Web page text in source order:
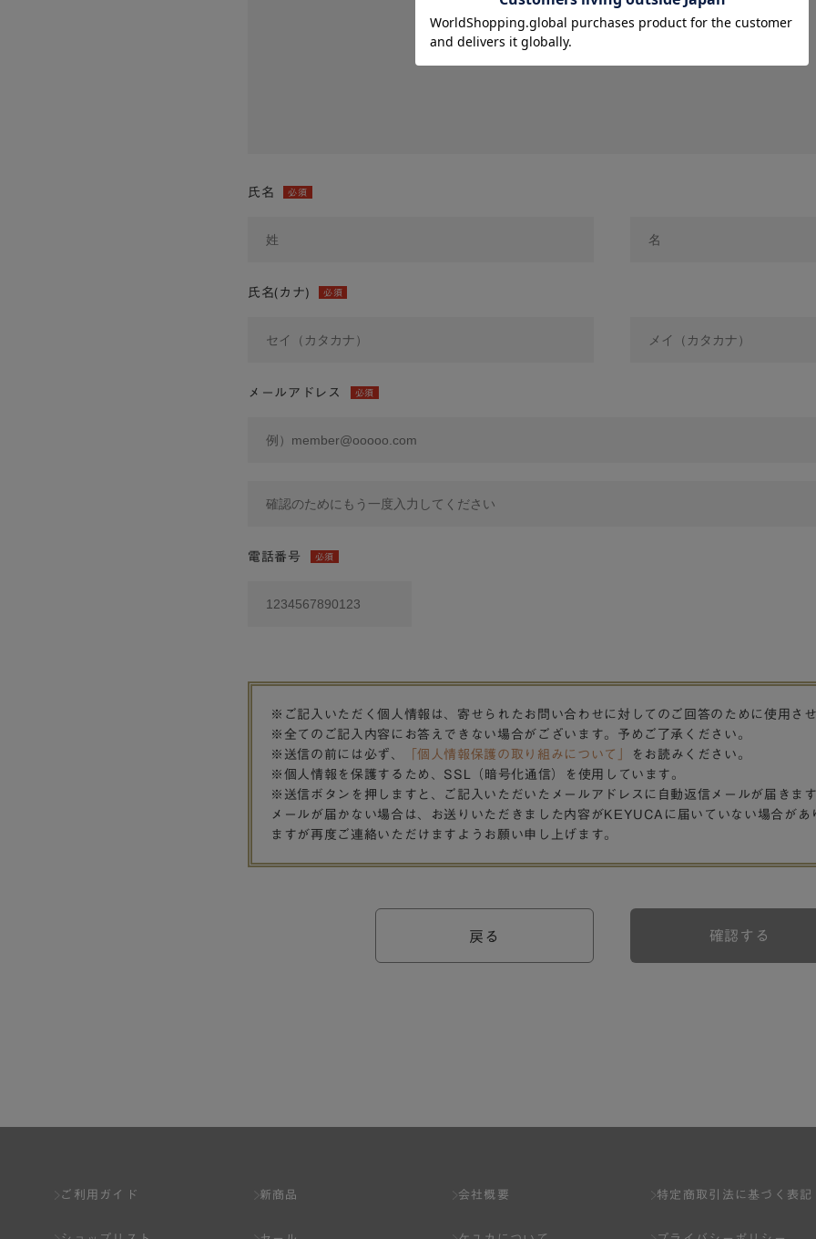
氏名 必須
氏名(カナ) 必須
メールアドレス 必須
電話番号 必須
※ご記入いただく個人情報は、寄せられたお問い合わせに対してのご回答のために使用さ
※全てのご記入内容にお答えできない場合がございます。予めご了承ください。
※送信の前には必ず、
「個人情報保護の取り組みについて」
をお読みください。
※個人情報を保護するため、SSL（暗号化通信）を使用しています。
※送信ボタンを押しますと、ご記入いただいたメールアドレスに自動返信メールが届きま
メールが届かない場合は、お送りいただきました内容がKEYUCAに届いていない場合があ
ますが再度ご連絡いただけますようお願い申し上げます。
戻る 確認する
ご利用ガイド 新商品 会社概要 特定商取引法に基づく表記